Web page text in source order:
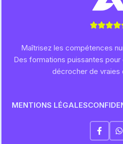
Maîtrisez les compétences
Des formations puissantes
décrocher de vraies
MENTIONS LÉGALES